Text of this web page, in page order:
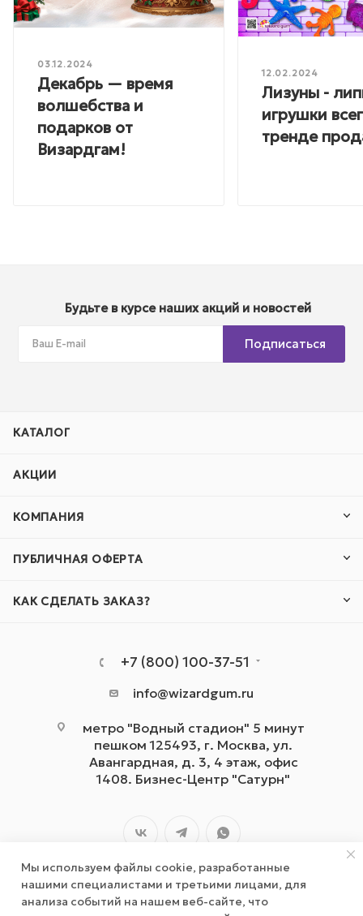
03.12.2024
Декабрь — время
волшебства и
подарков от
Визардгам!
12.02.2024
Лизуны -
игрушки
тренде
Будьте в курсе наших акций и новостей
Подписаться
КАТАЛОГ
АКЦИИ
КОМПАНИЯ
ПУБЛИЧНАЯ ОФЕРТА
КАК СДЕЛАТЬ ЗАКАЗ?
+7 (800) 100-37-51
info@wizardgum.ru
метро "Водный стадион" 5 минут
пешком 125493, г. Москва, ул.
Авангардная, д. 3, 4 этаж, офис
1408. Бизнес-Центр "Сатурн"
Мы используем файлы cookie, разработанные
нашими специалистами и третьими лицами, для
анализа событий на нашем веб-сайте, что